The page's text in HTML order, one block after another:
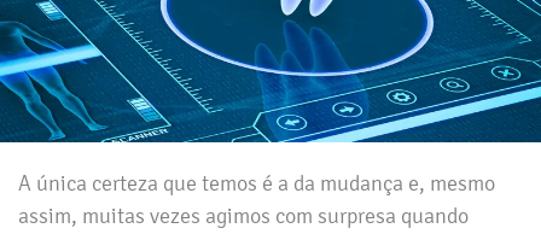
A única certeza que temos é a da mudança e, mesmo
assim, muitas vezes agimos com surpresa quando